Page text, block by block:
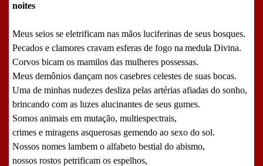
noites
Meus seios se eletrificam nas mãos luciferinas de seus bosques.
Pecados e clamores cravam esferas de fogo na medula Divina.
Corvos bicam os mamilos das mulheres possessas.
Meus demônios dançam nos casebres celestes de suas bocas.
Uma de minhas nudezes desliza pelas artérias afiadas do sonho,
brincando com as luzes alucinantes de seus gumes.
Somos animais em mutação, multiespectrais,
crimes e miragens asquerosas gemendo ao sexo do sol.
Nossos nomes lambem o alfabeto bestial do abismo,
nossos rostos petrificam os espelhos,